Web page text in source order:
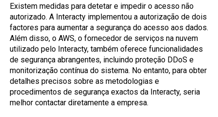
Existem medidas para detetar e impedir o acesso não
autorizado. A Interacty implementou a autorização de dois
factores para aumentar a segurança do acesso aos dados.
Além disso, o AWS, o fornecedor de serviços na nuvem
utilizado pelo Interacty, também oferece funcionalidades
de segurança abrangentes, incluindo proteção DDoS e
monitorização contínua do sistema. No entanto, para obter
detalhes precisos sobre as metodologias e
procedimentos de segurança exactos da Interacty, seria
melhor contactar diretamente a empresa.